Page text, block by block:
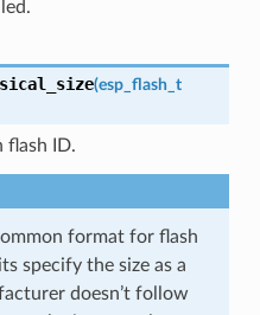
(esp_flash_t
flash ID.
format for flash
specify the size as a
doesn’t follow